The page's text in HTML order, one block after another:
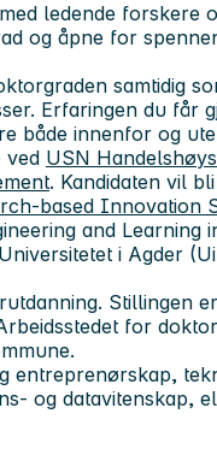
ledende forskere
og åpne for
samtidig
Erfaringen du får
både innenfor og
ved USN
. Kandidaten vil
based Innovation
and Learning
i Agder
Stillingen
for
entreprenørskap,
og datavitenskap,